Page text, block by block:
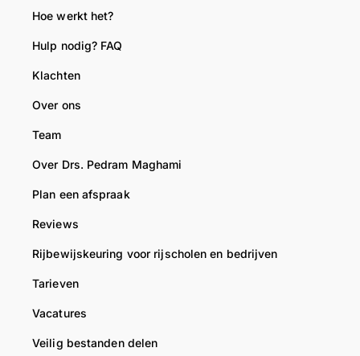
Hoe werkt het?
Hulp nodig? FAQ
Klachten
Over ons
Team
Over Drs. Pedram Maghami
Plan een afspraak
Reviews
Rijbewijskeuring voor rijscholen en bedrijven
Tarieven
Vacatures
Veilig bestanden delen